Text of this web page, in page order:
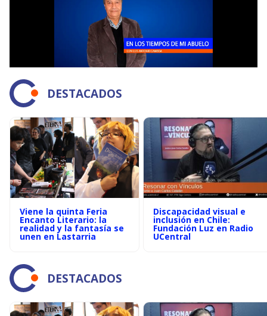
DESTACADOS
Viene la quinta Feria
Encanto Literario: la
realidad y la fantasía se
unen en Lastarria
Discapacidad visual e
inclusión en Chile:
Fundación Luz en Radio
UCentral
DESTACADOS